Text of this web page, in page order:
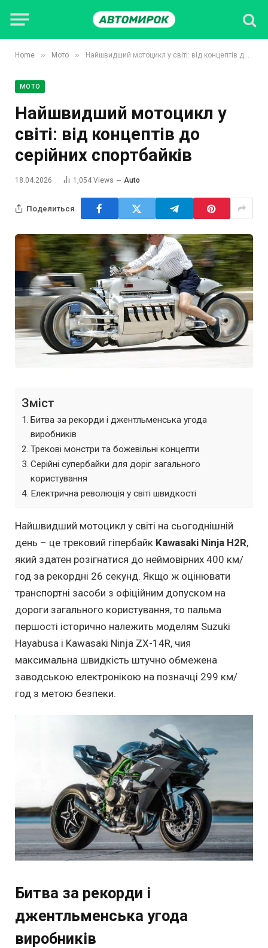
Home » Мото » Найшвидший мотоцикл у світі: від концептів до серійних спортбайків
МОТО
Найшвидший мотоцикл у
світі: від концептів до
серійних спортбайків
18.04.2026 1,054 Views Auto
Поделиться
Зміст
Битва за рекорди і джентльменська угода
виробників
Трекові монстри та божевільні концепти
Серійні супербайки для доріг загального
користування
Електрична революція у світі швидкості
Найшвидший мотоцикл у світі на сьогоднішній
день – це трековий гіпербайк Kawasaki Ninja H2R,
який здатен розігнатися до неймовірних 400 км/
год за рекордні 26 секунд. Якщо ж оцінювати
транспортні засоби з офіційним допуском на
дороги загального користування, то пальма
першості історично належить моделям Suzuki
Hayabusa і Kawasaki Ninja ZX-14R, чия
максимальна швидкість штучно обмежена
заводською електронікою на позначці 299 км/
год з метою безпеки.
Битва за рекорди і
джентльменська угода
виробників